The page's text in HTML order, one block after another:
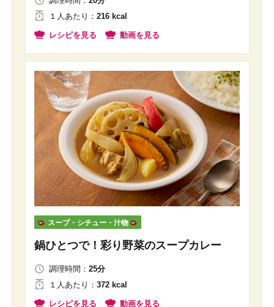
１人あたり ： 216 kcal
レシピを見る 動画を見る
スープ・シチュー・汁物
鍋ひとつで！彩り野菜のスープカレー
調理時間： 25分
１人あたり ： 372 kcal
レシピを見る 動画を見る